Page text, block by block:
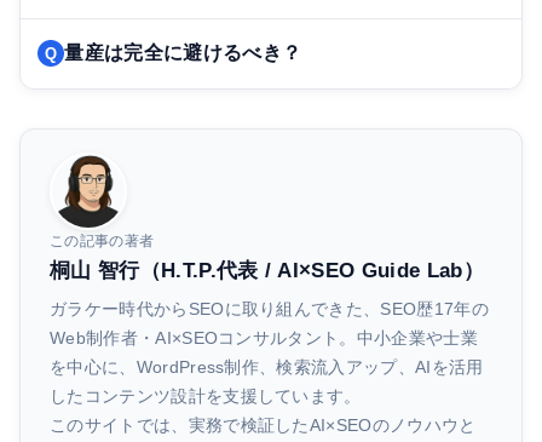
量産は完全に避けるべき？
この記事の著者
桐山 智行（H.T.P.代表 / AI×SEO Guide Lab）
ガラケー時代からSEOに取り組んできた、SEO歴17年の
Web制作者・AI×SEOコンサルタント。中小企業や士業
を中心に、WordPress制作、検索流入アップ、AIを活用
したコンテンツ設計を支援しています。
このサイトでは、実務で検証したAI×SEOのノウハウと